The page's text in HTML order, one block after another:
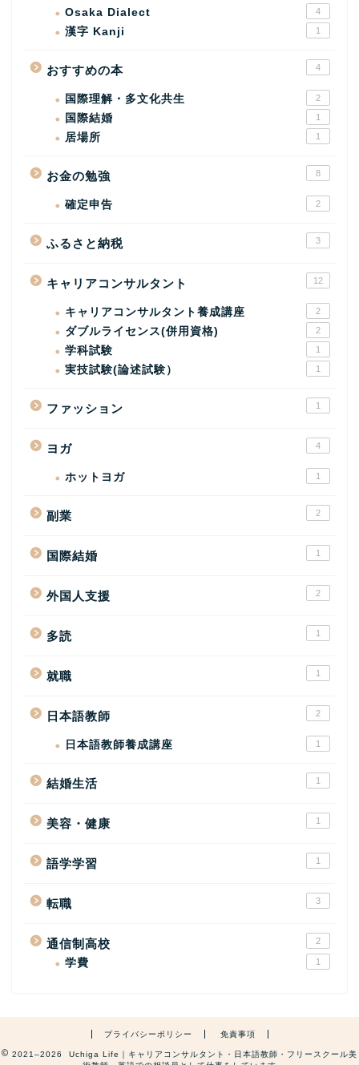
Osaka Dialect 4
漢字 Kanji 1
おすすめの本 4
国際理解・多文化共生 2
国際結婚 1
居場所 1
お金の勉強 8
確定申告 2
ふるさと納税 3
キャリアコンサルタント 12
キャリアコンサルタント養成講座 2
ダブルライセンス(併用資格) 2
学科試験 1
実技試験(論述試験） 1
ファッション 1
ヨガ 4
ホットヨガ 1
副業 2
国際結婚 1
外国人支援 2
多読 1
就職 1
日本語教師 2
日本語教師養成講座 1
結婚生活 1
美容・健康 1
語学学習 1
転職 3
通信制高校 2
学費 1
プライバシーポリシー 免責事項
2021–2026 Uchiga Life｜キャリアコンサルタント・日本語教師・フリースクール美